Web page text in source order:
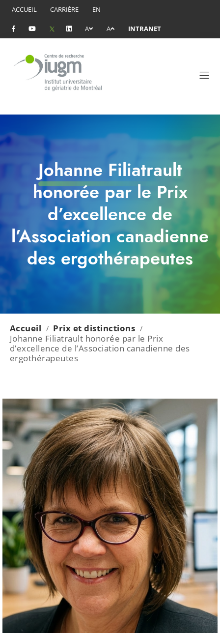
ACCUEIL CARRIÈRE EN
A A INTRANET
Johanne Filiatrault
honorée par le Prix
d’excellence de
l’Association canadienne
des ergothérapeutes
Accueil / Prix et distinctions /
Johanne Filiatrault honorée par le Prix
d’excellence de l’Association canadienne des
ergothérapeutes